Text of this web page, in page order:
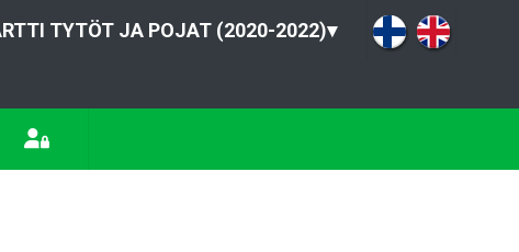
TYTÖT JA POJAT (2020-2022)▾